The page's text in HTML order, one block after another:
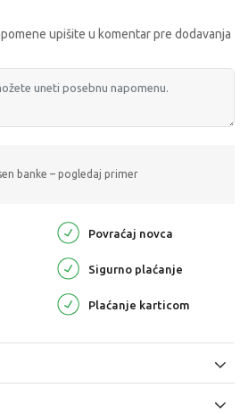
upišite u komentar pre dodavanja
banke – pogledaj primer
Povraćaj novca
Sigurno plaćanje
Plaćanje karticom